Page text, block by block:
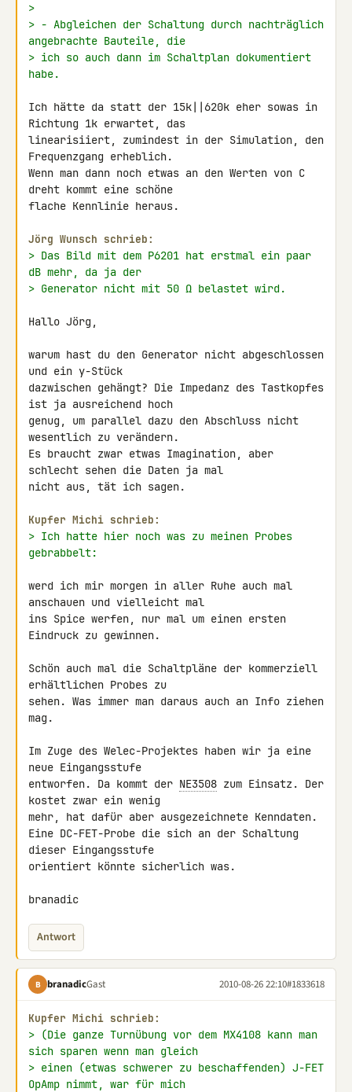
>
> - Abgleichen der Schaltung durch nachträglich
angebrachte Bauteile, die
> ich so auch dann im Schaltplan dokumentiert
habe.
Ich hätte da statt der 15k||620k eher sowas in
Richtung 1k erwartet, das
linearisiiert, zumindest in der Simulation, den
Frequenzgang erheblich.
Wenn man dann noch etwas an den Werten von C
dreht kommt eine schöne
flache Kennlinie heraus.
Jörg Wunsch schrieb:
> Das Bild mit dem P6201 hat erstmal ein paar
dB mehr, da ja der
> Generator nicht mit 50 Ω belastet wird.
Hallo Jörg,
warum hast du den Generator nicht abgeschlossen
und ein y-Stück
dazwischen gehängt? Die Impedanz des Tastkopfes
ist ja ausreichend hoch
genug, um parallel dazu den Abschluss nicht
wesentlich zu verändern.
Es braucht zwar etwas Imagination, aber
schlecht sehen die Daten ja mal
nicht aus, tät ich sagen.
Kupfer Michi schrieb:
> Ich hatte hier noch was zu meinen Probes
gebrabbelt:
werd ich mir morgen in aller Ruhe auch mal
anschauen und vielleicht mal
ins Spice werfen, nur mal um einen ersten
Eindruck zu gewinnen.
Schön auch mal die Schaltpläne der kommerziell
erhältlichen Probes zu
sehen. Was immer man daraus auch an Info ziehen
mag.
Im Zuge des Welec-Projektes haben wir ja eine
neue Eingangsstufe
entworfen. Da kommt der NE3508 zum Einsatz. Der
kostet zwar ein wenig
mehr, hat dafür aber ausgezeichnete Kenndaten.
Eine DC-FET-Probe die sich an der Schaltung
dieser Eingangsstufe
orientiert könnte sicherlich was.
branadic
Antwort
B branadicGast 2010-08-26 22:10#1833618
Kupfer Michi schrieb:
> (Die ganze Turnübung vor dem MX4108 kann man
sich sparen wenn man gleich
> einen (etwas schwerer zu beschaffenden) J-FET
OpAmp nimmt, war für mich